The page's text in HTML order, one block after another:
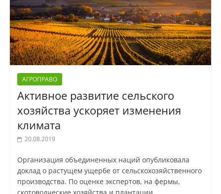
АГРОПРАВО
Активное развитие сельского
хозяйства ускоряет изменения
климата
20.08.2019
Организация объединенных наций опубликовала
доклад о растущем ущербе от сельскохозяйственного
производства. По оценке экспертов, на фермы,
скотоводческие хозяйства и плантации